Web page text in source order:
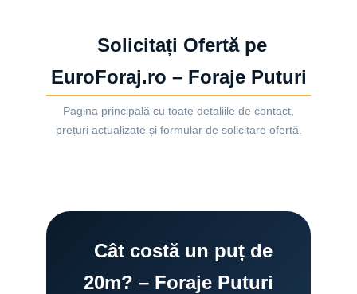
Solicitați Ofertă pe
EuroForaj.ro – Foraje Puturi
Pagina principală cu toate detaliile de contact,
prețuri actualizate și formular de solicitare ofertă.
Cât costă un puț de
20m? – Foraje Puturi